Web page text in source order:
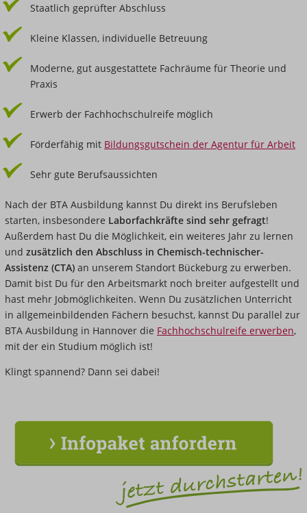
Staatlich geprüfter Abschluss
Kleine Klassen, individuelle Betreuung
Moderne, gut ausgestattete Fachräume für Theorie und
Praxis
Erwerb der Fachhochschulreife möglich
Förderfähig mit Bildungsgutschein der Agentur für Arbeit
Sehr gute Berufsaussichten
Nach der BTA Ausbildung kannst Du direkt ins Berufsleben
starten, insbesondere Laborfachkräfte sind sehr gefragt!
Außerdem hast Du die Möglichkeit, ein weiteres Jahr zu lernen
und zusätzlich den Abschluss in Chemisch-technischer-
Assistenz (CTA) an unserem Standort Bückeburg zu erwerben.
Damit bist Du für den Arbeitsmarkt noch breiter aufgestellt und
hast mehr Jobmöglichkeiten. Wenn Du zusätzlichen Unterricht
in allgemeinbildenden Fächern besuchst, kannst Du parallel zur
BTA Ausbildung in Hannover die Fachhochschulreife erwerben,
mit der ein Studium möglich ist!
Klingt spannend? Dann sei dabei!